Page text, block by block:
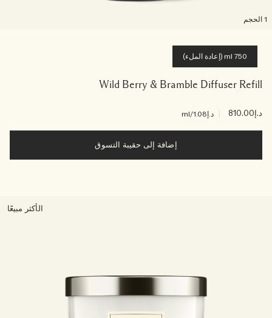
750 ml (إعادة الملء)
Wild Berry & Bramble Diffuser Refill
د.إ810.00 د.إ1.08 /ml
إضافة إلى حقيبة التسوق
الأكثر مبيعًا